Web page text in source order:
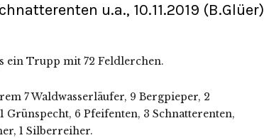
u.a., 10.11.2019 (B.Glüer)
Trupp mit 72 Feldlerchen.
7 Waldwasserläufer, 9 Bergpieper, 2
Grünspecht, 6 Pfeifenten, 3 Schnatterenten,
1 Silberreiher.